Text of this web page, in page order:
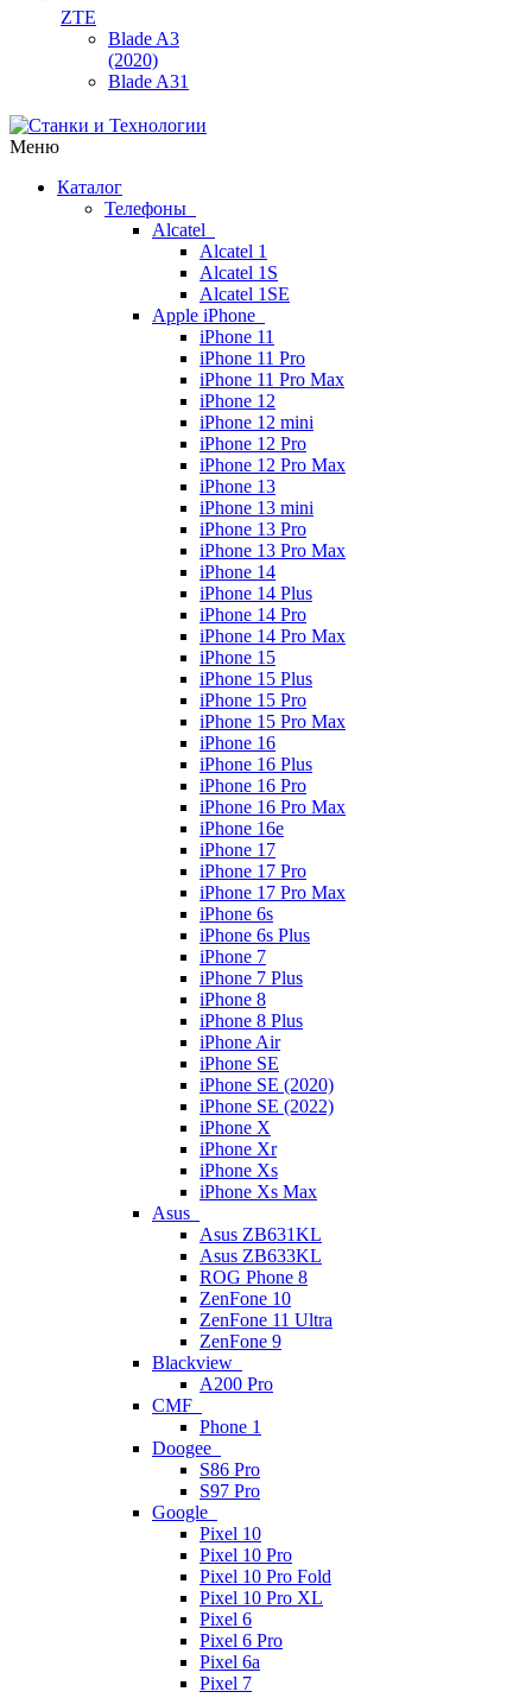
ZTE
Blade A3
(2020)
Blade A31
Меню
Каталог
Телефоны
Alcatel
Alcatel 1
Alcatel 1S
Alcatel 1SE
Apple iPhone
iPhone 11
iPhone 11 Pro
iPhone 11 Pro Max
iPhone 12
iPhone 12 mini
iPhone 12 Pro
iPhone 12 Pro Max
iPhone 13
iPhone 13 mini
iPhone 13 Pro
iPhone 13 Pro Max
iPhone 14
iPhone 14 Plus
iPhone 14 Pro
iPhone 14 Pro Max
iPhone 15
iPhone 15 Plus
iPhone 15 Pro
iPhone 15 Pro Max
iPhone 16
iPhone 16 Plus
iPhone 16 Pro
iPhone 16 Pro Max
iPhone 16e
iPhone 17
iPhone 17 Pro
iPhone 17 Pro Max
iPhone 6s
iPhone 6s Plus
iPhone 7
iPhone 7 Plus
iPhone 8
iPhone 8 Plus
iPhone Air
iPhone SE
iPhone SE (2020)
iPhone SE (2022)
iPhone X
iPhone Xr
iPhone Xs
iPhone Xs Max
Asus
Asus ZB631KL
Asus ZB633KL
ROG Phone 8
ZenFone 10
ZenFone 11 Ultra
ZenFone 9
Blackview
A200 Pro
CMF
Phone 1
Doogee
S86 Pro
S97 Pro
Google
Pixel 10
Pixel 10 Pro
Pixel 10 Pro Fold
Pixel 10 Pro XL
Pixel 6
Pixel 6 Pro
Pixel 6a
Pixel 7